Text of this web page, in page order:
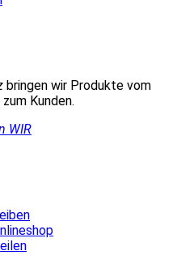
bringen wir Produkte vom
Kunden.
WIR